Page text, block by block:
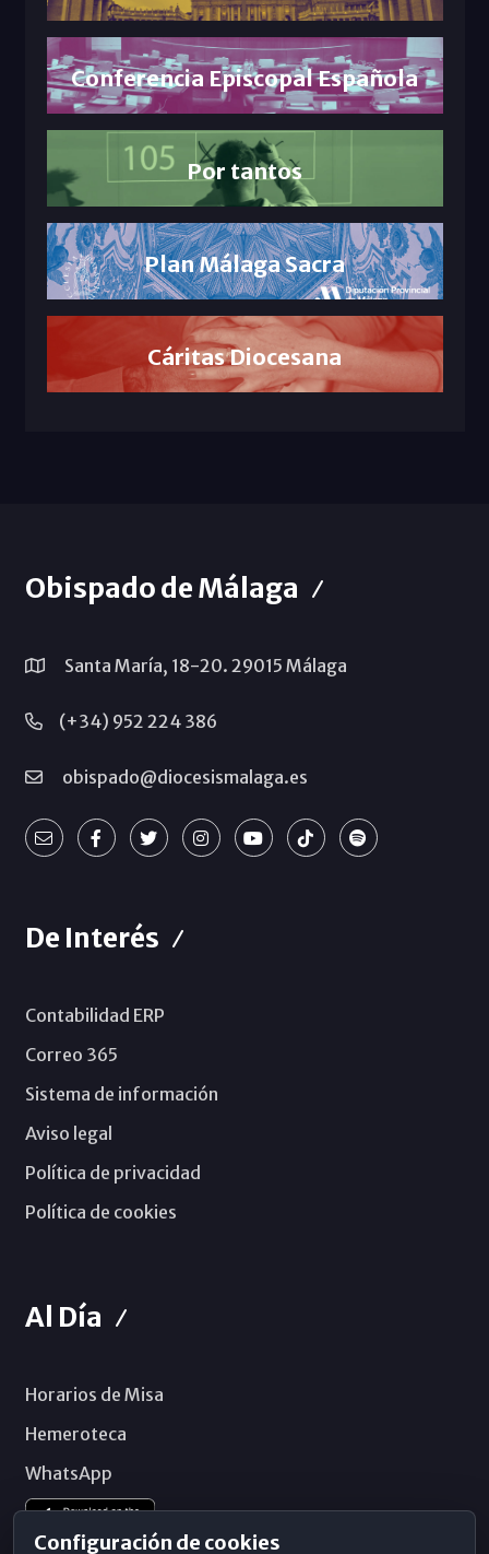
Conferencia Episcopal Española
Por tantos
Plan Málaga Sacra
Cáritas Diocesana
Obispado de Málaga
Santa María, 18-20. 29015 Málaga
(+34) 952 224 386
obispado@diocesismalaga.es
De Interés
Contabilidad ERP
Correo 365
Sistema de información
Aviso legal
Política de privacidad
Política de cookies
Al Día
Horarios de Misa
Hemeroteca
WhatsApp
Configuración de cookies